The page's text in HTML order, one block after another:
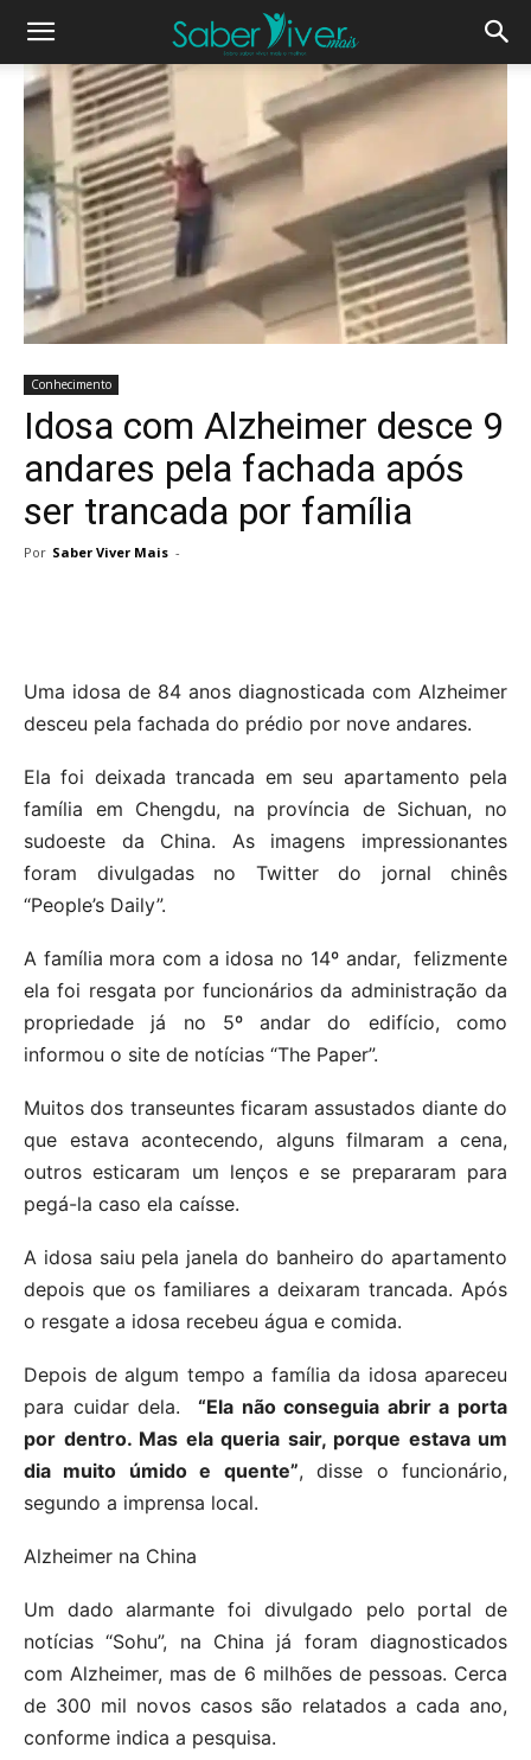
Conhecimento
Idosa com Alzheimer desce 9
andares pela fachada após
ser trancada por família
Por Saber Viver Mais -
Uma idosa de 84 anos diagnosticada com Alzheimer
desceu pela fachada do prédio por nove andares.
Ela foi deixada trancada em seu apartamento pela
família em Chengdu, na província de Sichuan, no
sudoeste da China. As imagens impressionantes
foram divulgadas no Twitter do jornal chinês
“People’s Daily”.
A família mora com a idosa no 14º andar, felizmente
ela foi resgata por funcionários da administração da
propriedade já no 5º andar do edifício, como
informou o site de notícias “The Paper”.
Muitos dos transeuntes ficaram assustados diante do
que estava acontecendo, alguns filmaram a cena,
outros esticaram um lenços e se prepararam para
pegá-la caso ela caísse.
A idosa saiu pela janela do banheiro do apartamento
depois que os familiares a deixaram trancada. Após
o resgate a idosa recebeu água e comida.
Depois de algum tempo a família da idosa apareceu
para cuidar dela.“Ela não conseguia abrir a porta
por dentro. Mas ela queria sair, porque estava um
dia muito úmido e quente”, disse o funcionário,
segundo a imprensa local.
Alzheimer na China
Um dado alarmante foi divulgado pelo portal de
notícias “Sohu”, na China já foram diagnosticados
com Alzheimer, mas de 6 milhões de pessoas. Cerca
de 300 mil novos casos são relatados a cada ano,
conforme indica a pesquisa.